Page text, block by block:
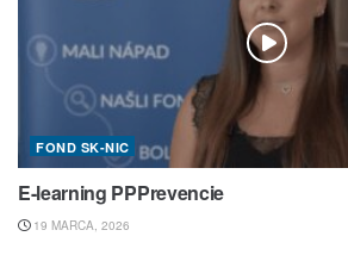
FOND SK-NIC
E-learning PPPrevencie
19 MARCA, 2026